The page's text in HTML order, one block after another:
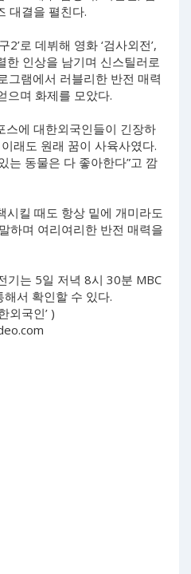
대결을 펼친다.
로 데뷔해 영화 ‘검사외전’,
한 인상을 남기며 신스틸러로
그램에서 러블리한 반전 매력
으며 화제를 모았다.
스에 대한외국인들이 긴장하
래도 원래 꿈이 사육사였다.
는 동물은 다 좋아한다”고 깜
시킬 때도 항상 밑에 개미라도
하며 여리여리한 반전 매력을
기는 5일 저녁 8시 30분 MBC
서 확인할 수 있다.
외국인’ )